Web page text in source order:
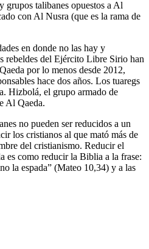
grupos talibanes opuestos a Al
con Al Nusra (que es la rama de
en donde no las hay y
rebeldes del Ejército Libre Sirio han
por lo menos desde 2012,
hace dos años. Los tuaregs
Hizbolá, el grupo armado de
Al Qaeda.
no pueden ser reducidos a un
los cristianos al que mató más de
del cristianismo. Reducir el
es como reducir la Biblia a la frase:
la espada” (Mateo 10,34) y a las